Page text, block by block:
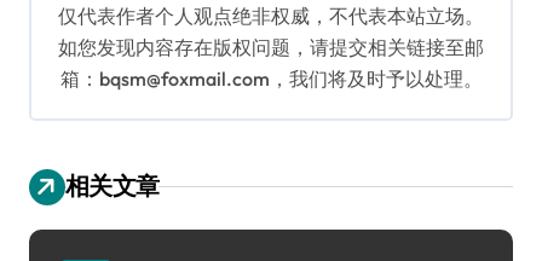
仅代表作者个人观点绝非权威，不代表本站立场。
如您发现内容存在版权问题，请提交相关链接至邮
箱：bqsm@foxmail.com，我们将及时予以处理。
相关文章